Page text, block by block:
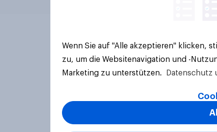
Wenn Sie auf "Alle akzeptieren" klicken,
zu, um die Websitenavigation und -
Marketing zu unterstützen.
Datenschutz